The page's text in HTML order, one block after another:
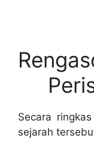
Secara
sejarah